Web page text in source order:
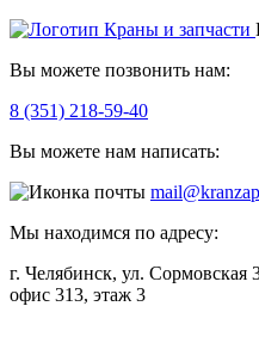
Вы можете позвонить нам:
8 (351) 218-59-40
Вы можете нам написать:
Мы находимся по адресу:
г. Челябинск, ул. Сормовская
офис 313, этаж 3